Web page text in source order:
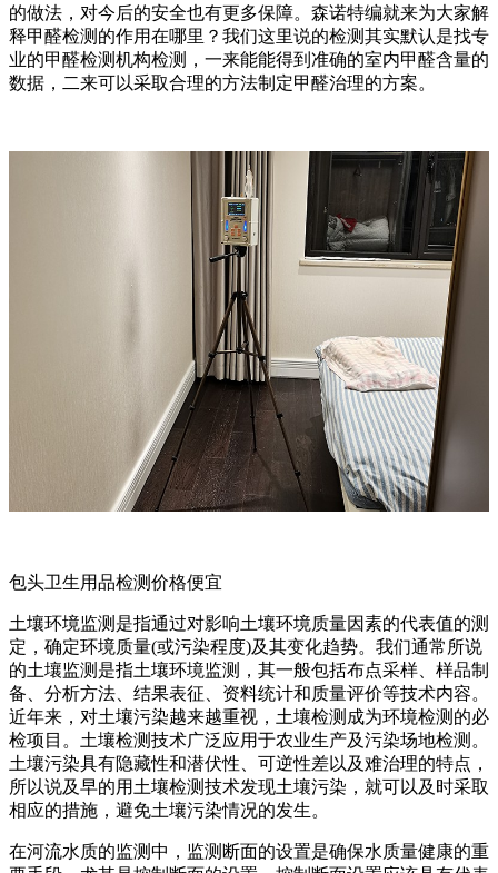
的做法，对今后的安全也有更多保障。森诺特编就来为大家解
释甲醛检测的作用在哪里？我们这里说的检测其实默认是找专
业的甲醛检测机构检测，一来能能得到准确的室内甲醛含量的
数据，二来可以采取合理的方法制定甲醛治理的方案。
包头卫生用品检测价格便宜
土壤环境监测是指通过对影响土壤环境质量因素的代表值的测
定，确定环境质量(或污染程度)及其变化趋势。我们通常所说
的土壤监测是指土壤环境监测，其一般包括布点采样、样品制
备、分析方法、结果表征、资料统计和质量评价等技术内容。
近年来，对土壤污染越来越重视，土壤检测成为环境检测的必
检项目。土壤检测技术广泛应用于农业生产及污染场地检测。
土壤污染具有隐藏性和潜伏性、可逆性差以及难治理的特点，
所以说及早的用土壤检测技术发现土壤污染，就可以及时采取
相应的措施，避免土壤污染情况的发生。
在河流水质的监测中，监测断面的设置是确保水质量健康的重